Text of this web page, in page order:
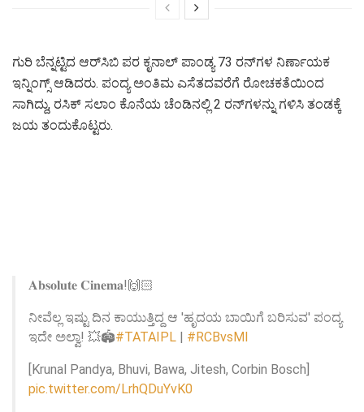
ಗುರಿ ಬೆನ್ನಟ್ಟಿದ ಆರ್‌ಸಿಬಿ ಪರ ಕೃನಾಲ್ ಪಾಂಡ್ಯ 73 ರನ್‌ಗಳ ನಿರ್ಣಾಯಕ
ಇನ್ನಿಂಗ್ಸ್ ಆಡಿದರು. ಪಂದ್ಯ ಅಂತಿಮ ಎಸೆತದವರೆಗೆ ರೋಚಕತೆಯಿಂದ
ಸಾಗಿದ್ದು, ರಸಿಕ್ ಸಲಾಂ ಕೊನೆಯ ಚೆಂಡಿನಲ್ಲಿ 2 ರನ್‌ಗಳನ್ನು ಗಳಿಸಿ ತಂಡಕ್ಕೆ
ಜಯ ತಂದುಕೊಟ್ಟರು.
𝐀𝐛𝐬𝐨𝐥𝐮𝐭𝐞 𝐂𝐢𝐧𝐞𝐦𝐚!🙌🏻
ನೀವೆಲ್ಲ ಇಷ್ಟು ದಿನ ಕಾಯುತ್ತಿದ್ದ ಆ 'ಹೃದಯ ಬಾಯಿಗೆ ಬರಿಸುವ' ಪಂದ್ಯ
ಇದೇ ಅಲ್ವಾ! 💥🏟️#TATAIPL | #RCBvsMI
[Krunal Pandya, Bhuvi, Bawa, Jitesh, Corbin Bosch]
pic.twitter.com/LrhQDuYvK0